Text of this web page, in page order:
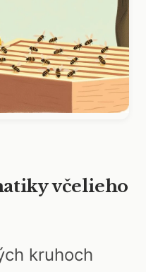
včelieho
kruhoch